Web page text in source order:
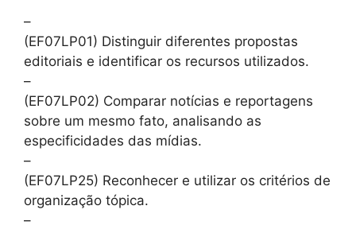
–
(EF07LP01) Distinguir diferentes propostas
editoriais e identificar os recursos utilizados.
–
(EF07LP02) Comparar notícias e reportagens
sobre um mesmo fato, analisando as
especificidades das mídias.
–
(EF07LP25) Reconhecer e utilizar os critérios de
organização tópica.
–